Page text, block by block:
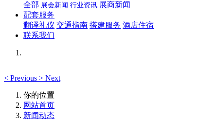
全部 展会新闻 行业资讯 展商新闻
配套服务
翻译礼仪 交通指南 搭建服务 酒店住宿
联系我们
< Previous > Next
你的位置
网站首页
新闻动态